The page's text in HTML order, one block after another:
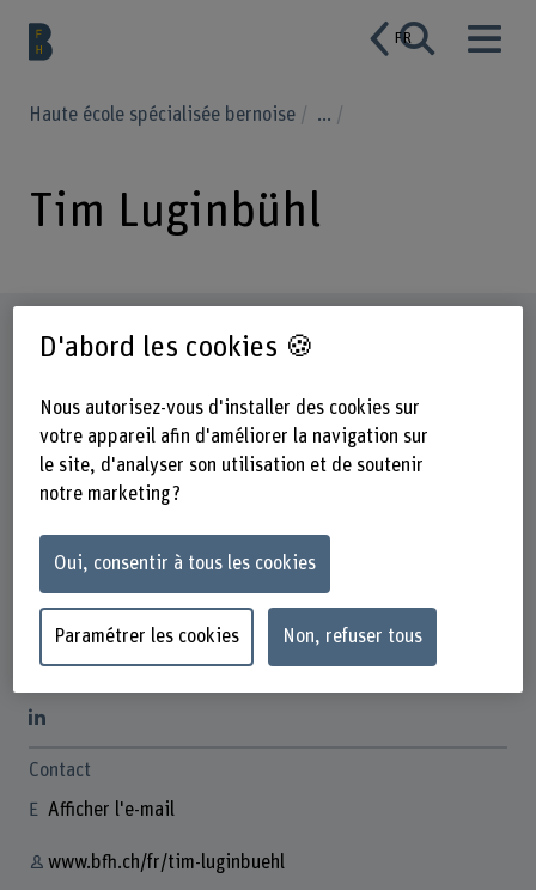
FR
Haute école spécialisée bernoise ...
Tim Luginbühl
Profil
Tim Luginbühl
Lehrbeauftragte/r
Contact
Afficher l'e-mail
www.bfh.ch/fr/tim-luginbuehl
D'abord les cookies 🍪
Nous autorisez-vous d'installer des cookies sur
votre appareil afin d'améliorer la navigation sur
le site, d'analyser son utilisation et de soutenir
notre marketing ?
Oui, consentir à tous les cookies
Paramétrer les cookies Non, refuser tous